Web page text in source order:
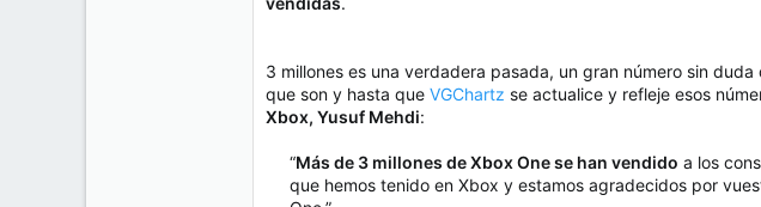
3 millones es una verdadera pasada, un gran número sin
que son y hasta que VGChartz se actualice y refleje esos
Xbox, Yusuf Mehdi:
“Más de 3 millones de Xbox One se han vendido a los
que hemos tenido en Xbox y estamos agradecidos por